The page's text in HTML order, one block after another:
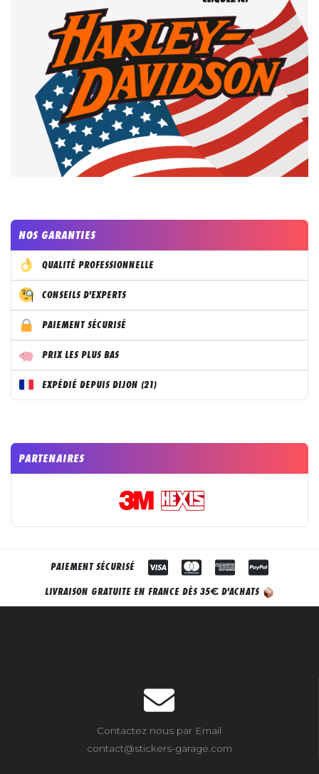
NOS GARANTIES
QUALITÉ PROFESSIONNELLE
CONSEILS D'EXPERTS
PAIEMENT SÉCURISÉ
PRIX LES PLUS BAS
EXPÉDIÉ DEPUIS DIJON (21)
PARTENAIRES
PAIEMENT SÉCURISÉ
LIVRAISON GRATUITE EN FRANCE DÈS 35€ D'ACHATS
Contactez nous par Email
contact@stickers-garage.com